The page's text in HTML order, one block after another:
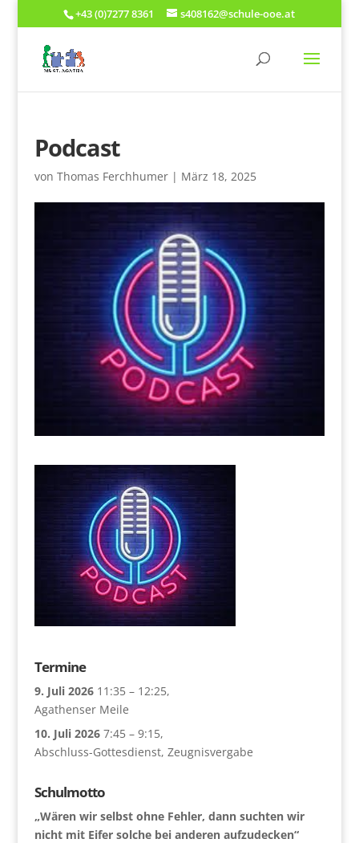
+43 (0)7277 8361 s408162@schule-ooe.at
Podcast
von Thomas Ferchhumer| März 18, 2025
Termine
9. Juli 2026 11:35 – 12:25,
Agathenser Meile
10. Juli 2026 7:45 – 9:15,
Abschluss-Gottesdienst, Zeugnisvergabe
Schulmotto
„Wären wir selbst ohne Fehler, dann suchten wir
nicht mit Eifer solche bei anderen aufzudecken“